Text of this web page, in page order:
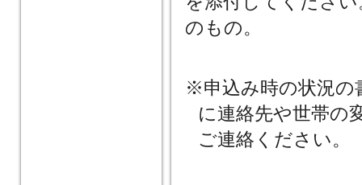
のもの。
※申込み時の状況の
に連絡先や世帯の
ご連絡ください。